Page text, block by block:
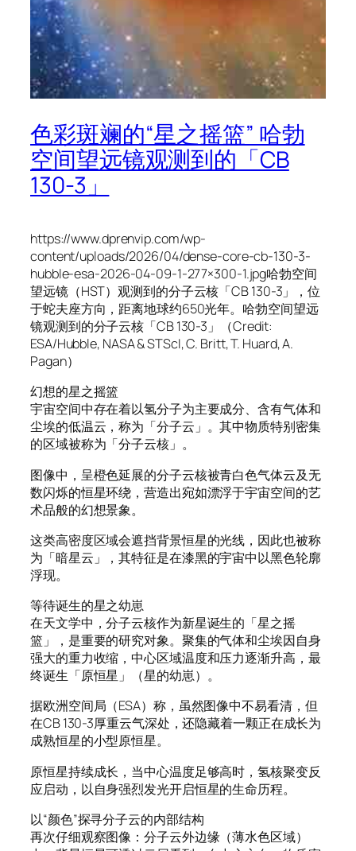
色彩斑斓的“星之摇篮” 哈勃
空间望远镜观测到的「CB
130-3」
https://www.dprenvip.com/wp-
content/uploads/2026/04/dense-core-cb-130-3-
hubble-esa-2026-04-09-1-277×300-1.jpg哈勃空间
望远镜（HST）观测到的分子云核「CB 130-3」，位
于蛇夫座方向，距离地球约650光年。哈勃空间望远
镜观测到的分子云核「CB 130-3」（Credit:
ESA/Hubble, NASA & STScI, C. Britt, T. Huard, A.
Pagan）
幻想的星之摇篮
宇宙空间中存在着以氢分子为主要成分、含有气体和
尘埃的低温云，称为「分子云」。其中物质特别密集
的区域被称为「分子云核」。
图像中，呈橙色延展的分子云核被青白色气体云及无
数闪烁的恒星环绕，营造出宛如漂浮于宇宙空间的艺
术品般的幻想景象。
这类高密度区域会遮挡背景恒星的光线，因此也被称
为「暗星云」，其特征是在漆黑的宇宙中以黑色轮廓
浮现。
等待诞生的星之幼崽
在天文学中，分子云核作为新星诞生的「星之摇
篮」，是重要的研究对象。聚集的气体和尘埃因自身
强大的重力收缩，中心区域温度和压力逐渐升高，最
终诞生「原恒星」（星的幼崽）。
据欧洲空间局（ESA）称，虽然图像中不易看清，但
在CB 130-3厚重云气深处，还隐藏着一颗正在成长为
成熟恒星的小型原恒星。
原恒星持续成长，当中心温度足够高时，氢核聚变反
应启动，以自身强烈发光开启恒星的生命历程。
以“颜色”探寻分子云的内部结构
再次仔细观察图像：分子云外边缘（薄水色区域）